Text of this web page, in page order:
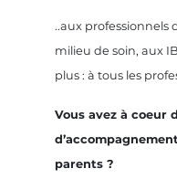
..aux professionnels
milieu de soin, aux
plus : à tous les
Vous avez à coeur
parents ?